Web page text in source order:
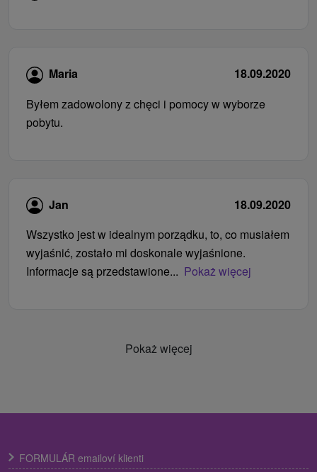
Maria
18.09.2020
Byłem zadowolony z chęci i pomocy w wyborze
pobytu.
Jan
18.09.2020
Wszystko jest w idealnym porządku, to, co musiałem
wyjaśnić, zostało mi doskonale wyjaśnione.
Informacje są przedstawione... Pokaż więcej
Pokaż więcej
FORMULÁR emailoví klienti